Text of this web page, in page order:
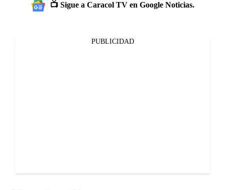
📺 Sigue a Caracol TV en Google Noticias.
PUBLICIDAD